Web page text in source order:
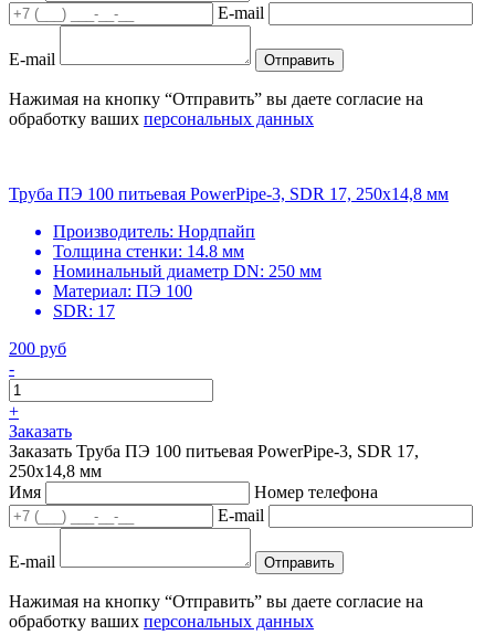
E-mail
E-mail Отправить
Нажимая на кнопку “Отправить” вы даете согласие на
обработку ваших персональных данных
Труба ПЭ 100 питьевая PowerPipe-3, SDR 17, 250х14,8 мм
Производитель: Нордпайп
Толщина стенки: 14.8 мм
Номинальный диаметр DN: 250 мм
Материал: ПЭ 100
SDR: 17
200 руб
-
+
Заказать
Заказать Труба ПЭ 100 питьевая PowerPipe-3, SDR 17,
250х14,8 мм
Имя
Номер телефона
E-mail
E-mail Отправить
Нажимая на кнопку “Отправить” вы даете согласие на
обработку ваших персональных данных